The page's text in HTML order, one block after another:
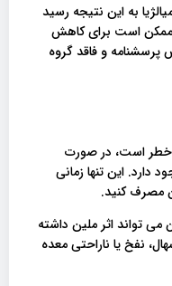
به فیبرومیالژیا به این نتیجه رسید
ممکن است برای کاهش
پرسشنامه و فاقد گروه
خطر است، در صورت
دارد. این تنها زمانی
مصرف کنید.
تواند اثر ملین داشته
نفخ یا ناراحتی معده